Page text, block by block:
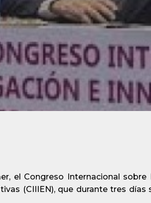
el Congreso Internacional sobre
(CIIIEN), que durante tres días